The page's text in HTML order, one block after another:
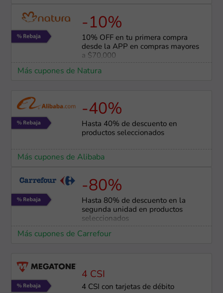
-10%
10% OFF en tu primera compra
desde la APP en compras mayores
a $70,000
Más cupones de Natura
-40%
Hasta 40% de descuento en
productos seleccionados
Más cupones de Alibaba
-80%
Hasta 80% de descuento en la
segunda unidad en productos
seleccionados
Más cupones de Carrefour
4 CSI
4 CSI con tarjetas de débito